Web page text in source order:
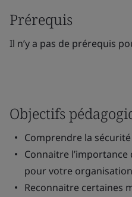
Prérequis
Il n’y a pas de prérequis
Objectifs
Comprendre la
Connaitre
pour votre organisation
Reconnaitre certaines